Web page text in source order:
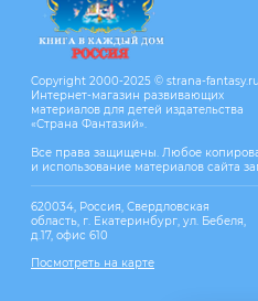
Copyright 2000-2025 © strana-fantasy.ru
Интернет-магазин развивающих
материалов для детей издательства
«Страна Фантазий».
Все права защищены. Любое
и использование материалов сайта
620034, Россия, Свердловская
область, г. Екатеринбург, ул. Бебеля,
д.17, офис 610
Посмотреть на карте